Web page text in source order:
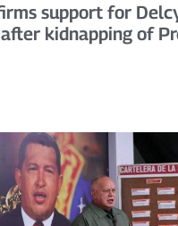
support for
kidnapping of